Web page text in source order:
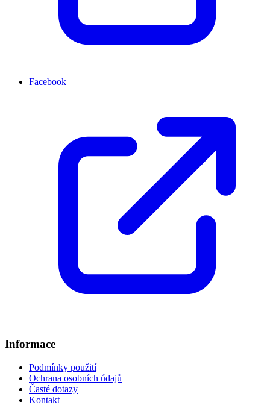
Facebook
Informace
Podmínky použití
Ochrana osobních údajů
Časté dotazy
Kontakt